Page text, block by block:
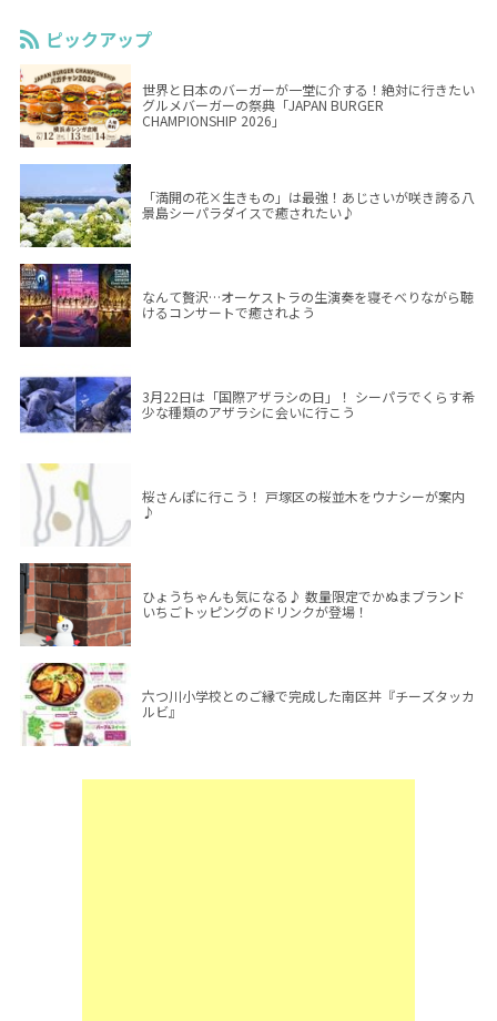
ピックアップ
世界と日本のバーガーが一堂に介する！絶対に行きたい
グルメバーガーの祭典「JAPAN BURGER
CHAMPIONSHIP 2026」
「満開の花×生きもの」は最強！あじさいが咲き誇る八
景島シーパラダイスで癒されたい♪
なんて贅沢…オーケストラの生演奏を寝そべりながら聴
けるコンサートで癒されよう
3月22日は「国際アザラシの日」！ シーパラでくらす希
少な種類のアザラシに会いに行こう
桜さんぽに行こう！ 戸塚区の桜並木をウナシーが案内
♪
ひょうちゃんも気になる♪ 数量限定でかぬまブランド
いちごトッピングのドリンクが登場！
六つ川小学校とのご縁で完成した南区丼『チーズタッカ
ルビ』